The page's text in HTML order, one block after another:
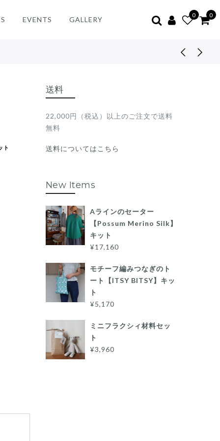
EVENTS GALLERY
0 0
ト
送料
22,000円（税込）以上のご注文で送料
無料
送料についてはこちら
New Items
Aラインのセーター
【Possum Merino Silk】
キット
¥17,160
モチーフ編みつなぎのト
ート【ITSY BITSY】キッ
ト
¥5,170
ミニフラクシィ材料セッ
ト
¥3,960